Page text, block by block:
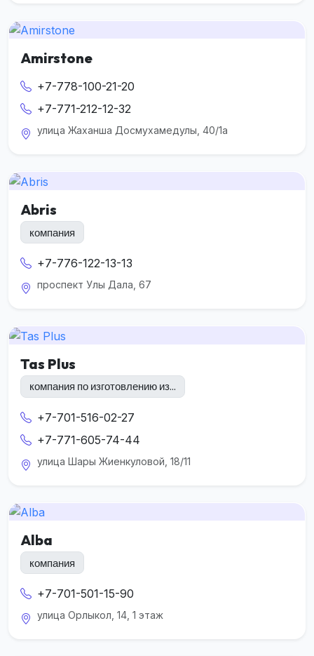
Amirstone
+7-778-100-21-20
+7-771-212-12-32
улица Жаханша Досмухамедулы, 40/1а
Abris
компания
+7-776-122-13-13
проспект Улы Дала, 67
Tas Plus
компания по изготовлению из...
+7-701-516-02-27
+7-771-605-74-44
улица Шары Жиенкуловой, 18/11
Alba
компания
+7-701-501-15-90
улица Орлыкол, 14, 1 этаж